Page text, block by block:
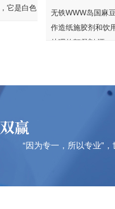
它是白色
无铁WWW岛国麻
作造纸施胶剂和饮
处理的絮凝剂,还...
“因为专一，所以专业”